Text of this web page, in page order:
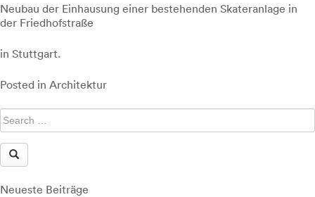
Neubau der Einhausung einer bestehenden Skateranlage in
der Friedhofstraße
in Stuttgart.
Posted in Architektur
Neueste Beiträge